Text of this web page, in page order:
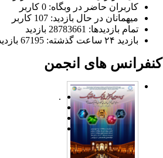
کاربران حاضر در وبگاه: 0 کاربر
میهمانان در حال بازدید: 107 کاربر
تمام بازدید‌ها: 28783661 بازدید
بازدید ۲۴ ساعت گذشته: 67195 بازدید
های انجمن
.